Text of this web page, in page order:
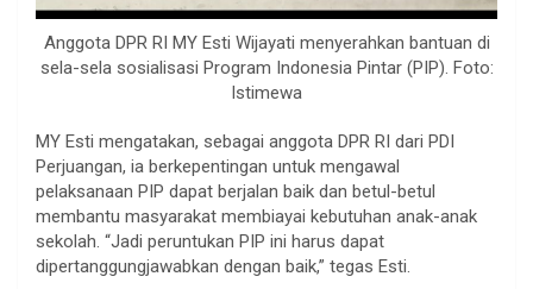
Anggota DPR RI MY Esti Wijayati menyerahkan bantuan di
sela-sela sosialisasi Program Indonesia Pintar (PIP). Foto:
Istimewa
MY Esti mengatakan, sebagai anggota DPR RI dari PDI
Perjuangan, ia berkepentingan untuk mengawal
pelaksanaan PIP dapat berjalan baik dan betul-betul
membantu masyarakat membiayai kebutuhan anak-anak
sekolah. “Jadi peruntukan PIP ini harus dapat
dipertanggungjawabkan dengan baik,” tegas Esti.